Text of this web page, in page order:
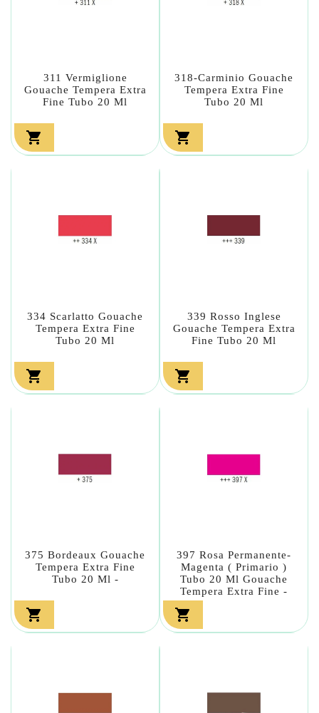
311 Vermiglione
Gouache Tempera Extra
Fine Tubo 20 Ml

318-Carminio Gouache
Tempera Extra Fine
Tubo 20 Ml

334 Scarlatto Gouache
Tempera Extra Fine
Tubo 20 Ml

339 Rosso Inglese
Gouache Tempera Extra
Fine Tubo 20 Ml

375 Bordeaux Gouache
Tempera Extra Fine
Tubo 20 Ml -

397 Rosa Permanente-
Magenta ( Primario )
Tubo 20 Ml Gouache
Tempera Extra Fine -
